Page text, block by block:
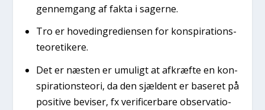
gen­nem­gang af fak­ta i sager­ne.
Tro er hove­d­in­gre­di­en­sen for kon­spira­tions­
te­o­re­ti­ke­re.
Det er næsten er umu­ligt at afkræf­te en kon­
spira­tions­te­o­ri, da den sjæl­dent er base­ret på
posi­ti­ve bevi­ser, fx veri­fi­cer­ba­re obser­va­tio­